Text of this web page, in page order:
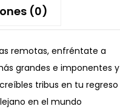
(0)
remotas, enfréntate a
grandes e imponentes y
tribus en tu regreso
en el mundo